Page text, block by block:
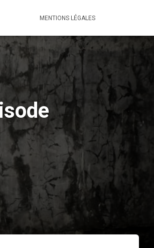
MENTIONS LÉGALES